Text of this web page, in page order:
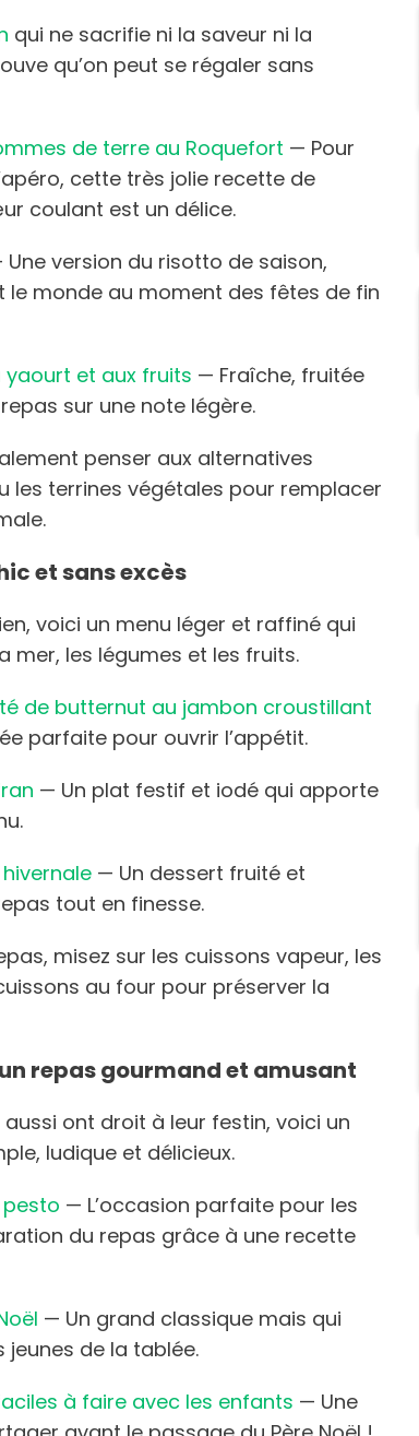
qui ne sacrifie ni la saveur ni la
qu’on peut se régaler sans
de terre au Roquefort — Pour
cette très jolie recette de
coulant est un délice.
Une version du risotto de saison,
monde au moment des fêtes de fin
yaourt et aux fruits — Fraîche, fruitée
sur une note légère.
penser aux alternatives
les terrines végétales pour remplacer
et sans excès
voici un menu léger et raffiné qui
mer, les légumes et les fruits.
de butternut au jambon croustillant
parfaite pour ouvrir l’appétit.
— Un plat festif et iodé qui apporte
— Un dessert fruité et
tout en finesse.
misez sur les cuissons vapeur, les
au four pour préserver la
repas gourmand et amusant
ont droit à leur festin, voici un
ludique et délicieux.
— L’occasion parfaite pour les
du repas grâce à une recette
— Un grand classique mais qui
de la tablée.
à faire avec les enfants — Une